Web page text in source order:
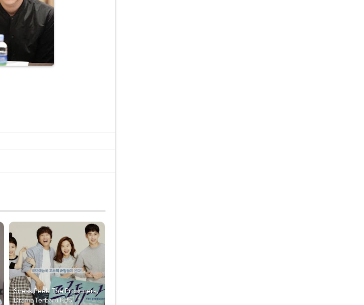
Sneak Peek: The Producers,
Drama Terbaru KBS